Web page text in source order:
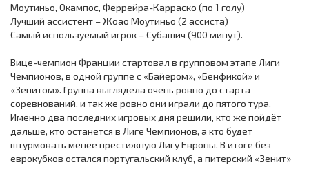
Моутиньо, Окампос, Феррейра-Карраско (по 1 голу)
Лучший ассистент – Жоао Моутиньо (2 ассиста)
Самый используемый игрок – Субашич (900 минут).
Вице-чемпион Франции стартовал в групповом этапе Лиги
Чемпионов, в одной группе с «Байером», «Бенфикой» и
«Зенитом». Группа выглядела очень ровно до старта
соревнований, и так же ровно они играли до пятого тура.
Именно два последних игровых дня решили, кто же пойдёт
дальше, кто останется в Лиге Чемпионов, а кто будет
штурмовать менее престижную Лигу Европы. В итоге без
еврокубков остался португальский клуб, а питерский «Зенит»